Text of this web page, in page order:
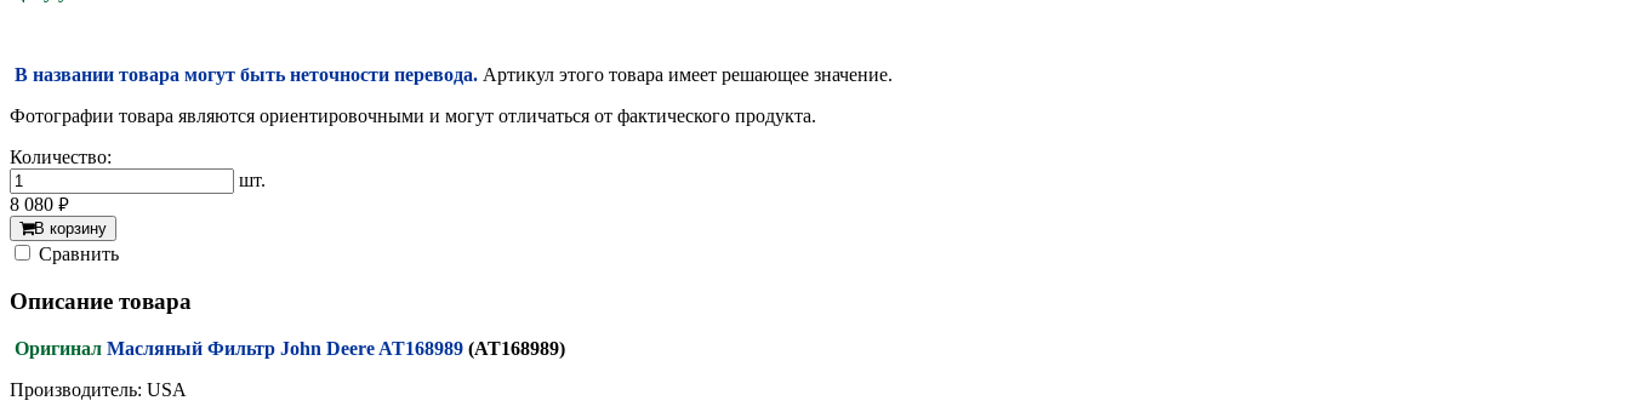
В названии товара могут быть неточности перевода. Артикул этого товара имеет решающее значение.
Фотографии товара являются ориентировочными и могут отличаться от фактического продукта.
Количество:
шт.
8 080 руб.
В корзину
Cравнить
Описание товара
Оригинал Масляный Фильтр John Deere AT168989 (AT168989)
Производитель: USA